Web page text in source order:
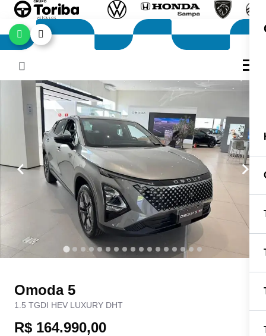
Omoda 5
1.5 TGDI HEV LUXURY DHT
R$ 164.990,00